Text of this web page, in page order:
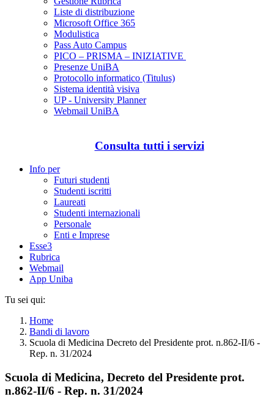
Liste di distribuzione
Microsoft Office 365
Modulistica
Pass Auto Campus
PICO – PRISMA – INIZIATIVE
Presenze UniBA
Protocollo informatico (Titulus)
Sistema identità visiva
UP - University Planner
Webmail UniBA
Consulta tutti i servizi
Info per
Futuri studenti
Studenti iscritti
Laureati
Studenti internazionali
Personale
Enti e Imprese
Esse3
Rubrica
Webmail
App Uniba
Tu sei qui:
Home
Bandi di lavoro
Scuola di Medicina Decreto del Presidente prot. n.862-II/6 -
Rep. n. 31/2024
Scuola di Medicina, Decreto del Presidente prot.
n.862-II/6 - Rep. n. 31/2024